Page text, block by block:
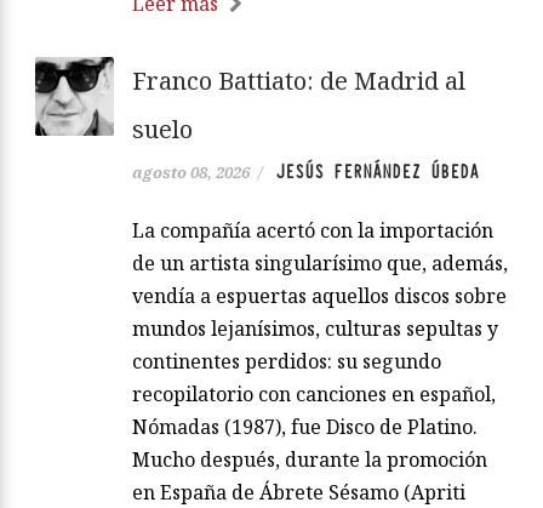
Franco Battiato: de Madrid al
suelo
agosto 08, 2026 / JESÚS FERNÁNDEZ ÚBEDA
La compañía acertó con la importación
de un artista singularísimo que, además,
vendía a espuertas aquellos discos sobre
mundos lejanísimos, culturas sepultas y
continentes perdidos: su segundo
recopilatorio con canciones en español,
Nómadas (1987), fue Disco de Platino.
Mucho después, durante la promoción
en España de Ábrete Sésamo (Apriti